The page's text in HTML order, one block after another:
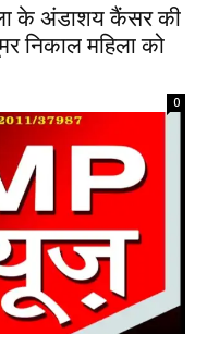
के अंडाशय कैंसर की
निकाल महिला को
0